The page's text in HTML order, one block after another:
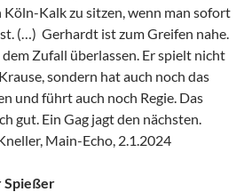
Kalk zu sitzen, wenn man sofort
(…) Gerhardt ist zum Greifen nahe.
Zufall überlassen. Er spielt nicht
sondern hat auch noch das
und führt auch noch Regie. Das
gut. Ein Gag jagt den nächsten.
Main-Echo, 2.1.2024
Spießer